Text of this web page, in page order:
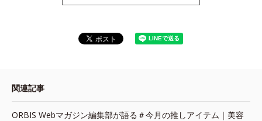
関連記事
ORBIS Webマガジン編集部が語る＃今月の推しアイテム｜美容